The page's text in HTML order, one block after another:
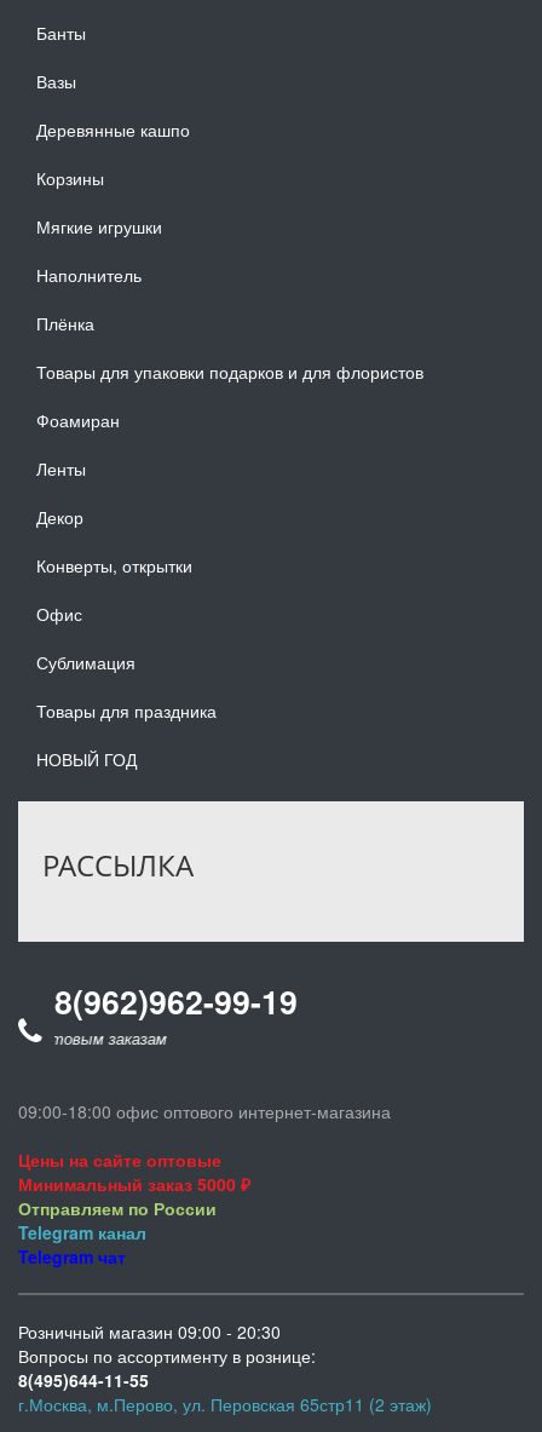
Банты
Вазы
Деревянные кашпо
Корзины
Мягкие игрушки
Наполнитель
Плёнка
Товары для упаковки подарков и для флористов
Фоамиран
Ленты
Декор
Конверты, открытки
Офис
Сублимация
Товары для праздника
НОВЫЙ ГОД
РАССЫЛКА
8(962)962-99-19
оптовым заказам
09:00-18:00 офис оптового интернет-магазина
Цены на сайте оптовые
Минимальный заказ 5000 ₽
Отправляем по России
Telegram канал
Telegram чат
Розничный магазин 09:00 - 20:30
Вопросы по ассортименту в рознице:
8(495)644-11-55
г.Москва, м.Перово, ул. Перовская 65стр11 (2 этаж)